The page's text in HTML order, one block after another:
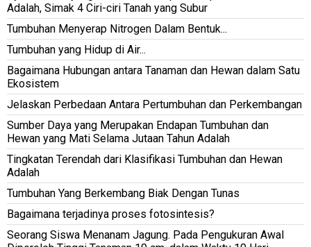
Adalah, Simak 4 Ciri-ciri Tanah yang Subur
Tumbuhan Menyerap Nitrogen Dalam Bentuk...
Tumbuhan yang Hidup di Air...
Bagaimana Hubungan antara Tanaman dan Hewan dalam Satu
Ekosistem
Jelaskan Perbedaan Antara Pertumbuhan dan Perkembangan
Sumber Daya yang Merupakan Endapan Tumbuhan dan
Hewan yang Mati Selama Jutaan Tahun Adalah
Tingkatan Terendah dari Klasifikasi Tumbuhan dan Hewan
Adalah
Tumbuhan Yang Berkembang Biak Dengan Tunas
Bagaimana terjadinya proses fotosintesis?
Seorang Siswa Menanam Jagung. Pada Pengukuran Awal